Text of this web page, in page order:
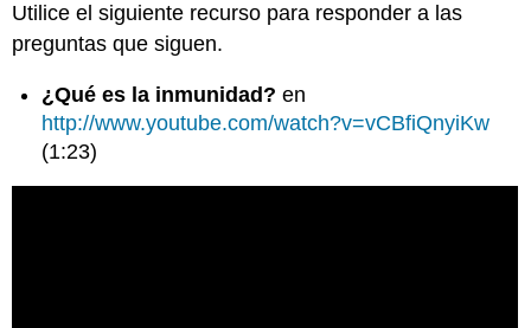
Utilice el siguiente recurso para responder a las
preguntas que siguen.
¿Qué es la inmunidad?en
http://www.youtube.com/watch?v=vCBfiQnyiKw
(1:23)